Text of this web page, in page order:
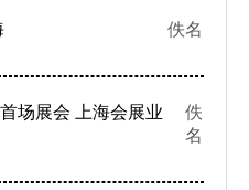
佚名
场展会 上海会展业
佚
名